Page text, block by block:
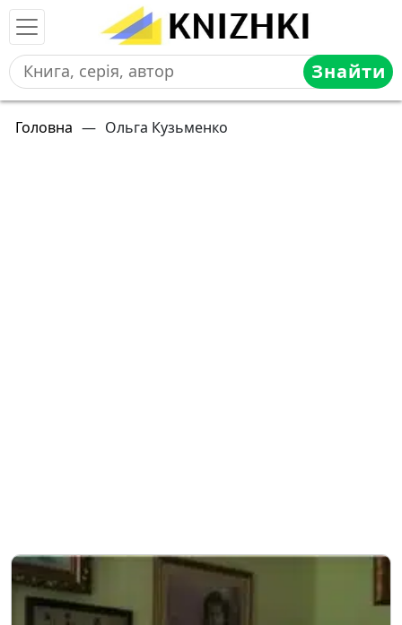
Знайти
Головна — Ольга Кузьменко